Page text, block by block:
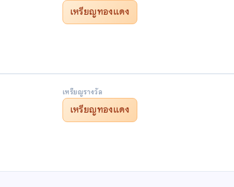
เหรียญทองแดง
เหรียญรางวัล
เหรียญทองแดง